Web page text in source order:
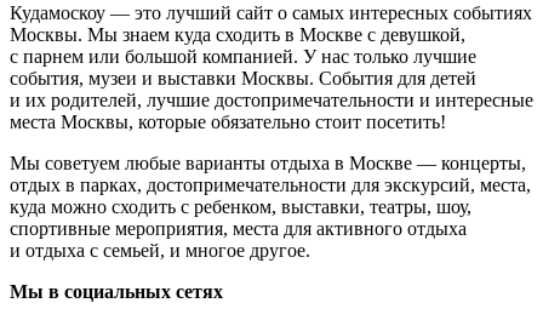
Кудамоскоу — это лучший сайт о самых интересных событиях
Москвы. Мы знаем куда сходить в Москве с девушкой,
с парнем или большой компанией. У нас только лучшие
события, музеи и выставки Москвы. События для детей
и их родителей, лучшие достопримечательности и интересные
места Москвы, которые обязательно стоит посетить!
Мы советуем любые варианты отдыха в Москве — концерты,
отдых в парках, достопримечательности для экскурсий, места,
куда можно сходить с ребенком, выставки, театры, шоу,
спортивные мероприятия, места для активного отдыха
и отдыха с семьей, и многое другое.
Мы в социальных сетях